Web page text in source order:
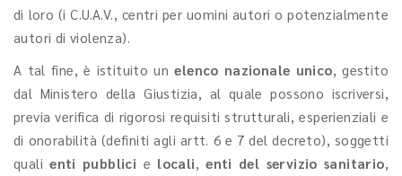
di loro (i C.U.A.V., centri per uomini autori o potenzialmente
autori di violenza).
A tal fine, è istituito unelenco nazionale unico , gestito
dal Ministero della Giustizia, al quale possono iscriversi,
previa verifica di rigorosi requisiti strutturali, esperienziali e
di onorabilità (definiti agli artt. 6 e 7 del decreto), soggetti
qualienti pubblici e locali ,enti del servizio sanitario